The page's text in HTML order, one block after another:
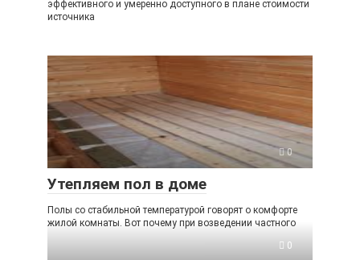
эффективного и умеренно доступного в плане стоимости
источника
0
Утепляем пол в доме
Полы со стабильной температурой говорят о комфорте
жилой комнаты. Вот почему при возведении частного
0